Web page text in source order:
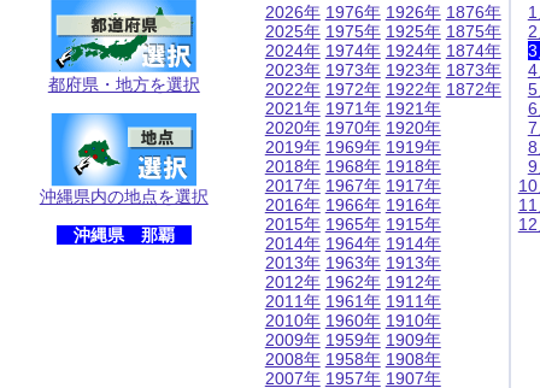
都府県・地方を選択
沖縄県内の地点を選択
沖縄県 那覇
2026年
2025年
2024年
2023年
2022年
2021年
2020年
2019年
2018年
2017年
2016年
2015年
2014年
2013年
2012年
2011年
2010年
2009年
2008年
2007年
1976年
1975年
1974年
1973年
1972年
1971年
1970年
1969年
1968年
1967年
1966年
1965年
1964年
1963年
1962年
1961年
1960年
1959年
1958年
1957年
1926年
1925年
1924年
1923年
1922年
1921年
1920年
1919年
1918年
1917年
1916年
1915年
1914年
1913年
1912年
1911年
1910年
1909年
1908年
1907年
1876年
1875年
1874年
1873年
1872年